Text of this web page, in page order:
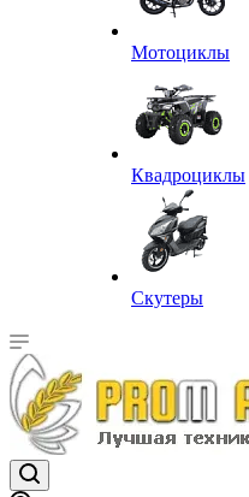
Мотоциклы
Квадроциклы
Скутеры